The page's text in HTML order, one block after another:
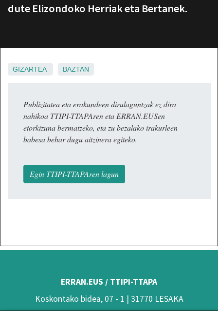
dute Elizondoko Herriak eta Bertanek.
GIZARTEA BAZTAN
Publizitatea eta erakundeen dirulaguntzak ez dira
nahikoa TTIPI-TTAPAren eta ERRAN.EUSen
etorkizuna bermatzeko, eta zu bezalako irakurleen
babesa behar dugu aitzinera egiteko.
Egin TTIPI-TTAPAren lagun
ERRAN.EUS / TTIPI-TTAPA
Koskontako bidea, 07 - 1 | 31770 LESAKA